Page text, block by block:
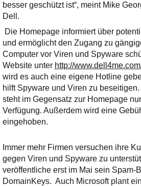
besser geschützt ist“, meint Mike
Dell.
Die Homepage informiert über
und ermöglicht den Zugang zu
Computer vor Viren und Spyware
Website unter http://
wird es auch eine eigene Hotline
hilft Spyware und Viren zu
steht im Gegensatz zur Homepage
Verfügung. Außerdem wird eine
eingehoben.
Immer mehr Firmen versuchen ihre
gegen Viren und Spyware zu
veröffentliche erst im Mai sein Spam-
DomainKeys. Auch Microsoft plant
E-Mail bestätigen